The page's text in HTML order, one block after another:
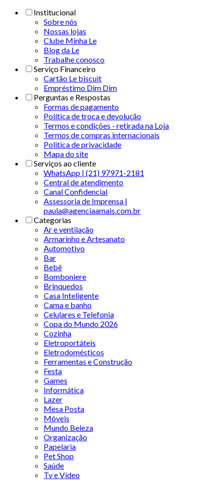
Institucional
Sobre nós
Nossas lojas
Clube Minha Le
Blog da Le
Trabalhe conosco
Serviço Financeiro
Cartão Le biscuit
Empréstimo Dim Dim
Perguntas e Respostas
Formas de pagamento
Política de troca e devolução
Termos e condições - retirada na Loja
Termos de compras internacionais
Politica de privacidade
Mapa do site
Serviços ao cliente
WhatsApp | (21) 97971-2181
Central de atendimento
Canal Confidencial
Assessoria de Imprensa |
paula@agenciaamais.com.br
Categorias
Ar e ventilação
Armarinho e Artesanato
Automotivo
Bar
Bebê
Bomboniere
Brinquedos
Casa Inteligente
Cama e banho
Celulares e Telefonia
Copa do Mundo 2026
Cozinha
Eletroportáteis
Eletrodomésticos
Ferramentas e Construção
Festa
Games
Informática
Lazer
Mesa Posta
Móveis
Mundo Beleza
Organização
Papelaria
Pet Shop
Saúde
Tv e Vídeo